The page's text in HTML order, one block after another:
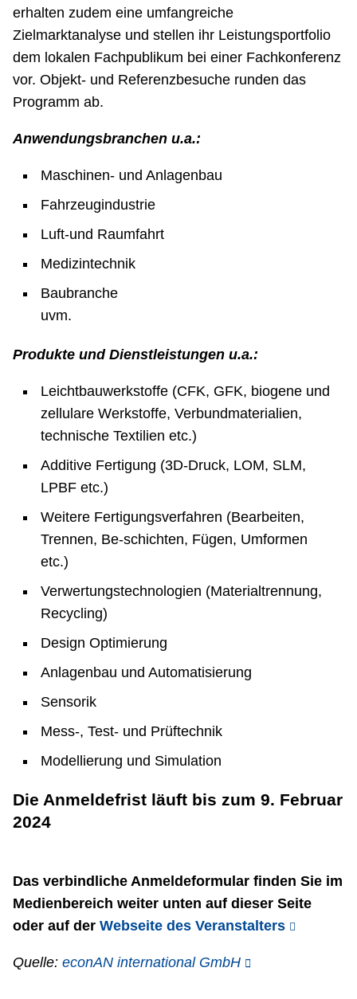
erhalten zudem eine umfangreiche
Zielmarktanalyse und stellen ihr Leistungsportfolio
dem lokalen Fachpublikum bei einer Fachkonferenz
vor. Objekt- und Referenzbesuche runden das
Programm ab.
Anwendungsbranchen u.a.:
Maschinen- und Anlagenbau
Fahrzeugindustrie
Luft-und Raumfahrt
Medizintechnik
Baubranche
uvm.
Produkte und Dienstleistungen u.a.:
Leichtbauwerkstoffe (CFK, GFK, biogene und
zellulare Werkstoffe, Verbundmaterialien,
technische Textilien etc.)
Additive Fertigung (3D-Druck, LOM, SLM,
LPBF etc.)
Weitere Fertigungsverfahren (Bearbeiten,
Trennen, Be-schichten, Fügen, Umformen
etc.)
Verwertungstechnologien (Materialtrennung,
Recycling)
Design Optimierung
Anlagenbau und Automatisierung
Sensorik
Mess-, Test- und Prüftechnik
Modellierung und Simulation
Die Anmeldefrist läuft bis zum 9. Februar
2024
Das verbindliche Anmeldeformular finden Sie im
Medienbereich weiter unten auf dieser Seite
oder auf der Webseite des Veranstalters
Quelle: econAN international GmbH